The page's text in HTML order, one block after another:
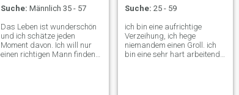
Suche: Männlich 35 - 57
Das Leben ist wunderschön
und ich schätze jeden
Moment davon. Ich will nur
einen richtigen Mann finden,
Suche: 25 - 59
ich bin eine aufrichtige
Verzeihung, ich hege
niemandem einen Groll. ich
bin eine sehr hart arbeitende